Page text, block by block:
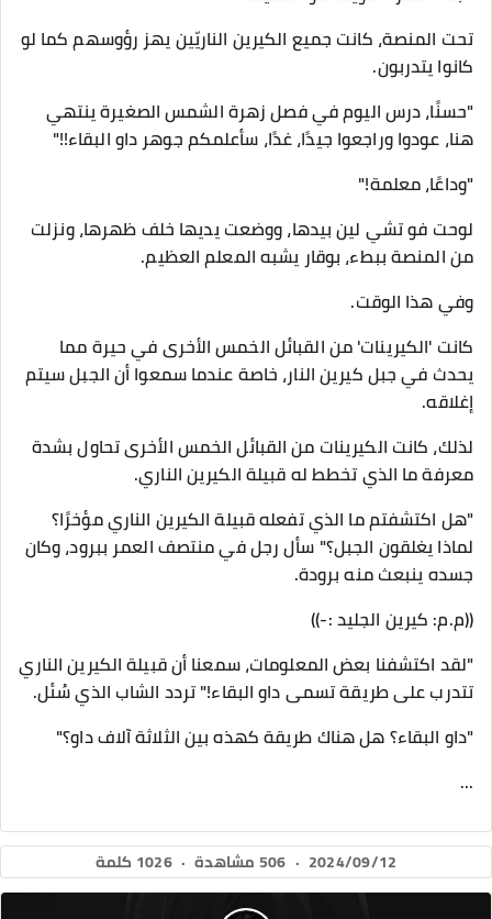
تحت المنصة، كانت جميع الكيرين الناريّين يهز رؤوسهم كما لو
كانوا يتدربون.
"حسنًا، درس اليوم في فصل زهرة الشمس الصغيرة ينتهي
هنا، عودوا وراجعوا جيدًا، غدًا، سأعلمكم جوهر داو البقاء!!"
"وداعًا، معلمة!"
لوحت فو تشي لين بيدها، ووضعت يديها خلف ظهرها، ونزلت
من المنصة ببطء، بوقار يشبه المعلم العظيم.
وفي هذا الوقت.
كانت 'الكيرينات' من القبائل الخمس الأخرى في حيرة مما
يحدث في جبل كيرين النار، خاصة عندما سمعوا أن الجبل سيتم
إغلاقه.
لذلك، كانت الكيرينات من القبائل الخمس الأخرى تحاول بشدة
معرفة ما الذي تخطط له قبيلة الكيرين الناري.
"هل اكتشفتم ما الذي تفعله قبيلة الكيرين الناري مؤخرًا؟
لماذا يغلقون الجبل؟" سأل رجل في منتصف العمر ببرود، وكان
جسده ينبعث منه برودة.
((م.م: كيرين الجليد :-))
"لقد اكتشفنا بعض المعلومات، سمعنا أن قبيلة الكيرين الناري
تتدرب على طريقة تسمى داو البقاء!" تردد الشاب الذي سُئل.
"داو البقاء؟ هل هناك طريقة كهذه بين الثلاثة آلاف داو؟"
...
2024/09/12
· 506 مشاهدة · 1026 كلمة